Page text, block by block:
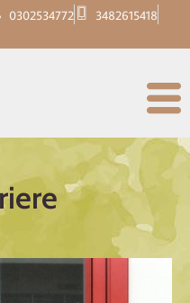
0302534772
3482615418